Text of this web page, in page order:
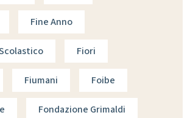
Fine Anno
Fiori
Fiumani Foibe
Fondazione Grimaldi